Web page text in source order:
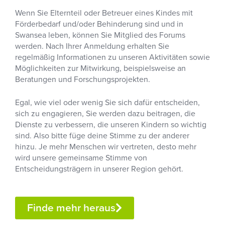
Wenn Sie Elternteil oder Betreuer eines Kindes mit
Förderbedarf und/oder Behinderung sind und in
Swansea leben, können Sie Mitglied des Forums
werden. Nach Ihrer Anmeldung erhalten Sie
regelmäßig Informationen zu unseren Aktivitäten sowie
Möglichkeiten zur Mitwirkung, beispielsweise an
Beratungen und Forschungsprojekten.
Egal, wie viel oder wenig Sie sich dafür entscheiden,
sich zu engagieren, Sie werden dazu beitragen, die
Dienste zu verbessern, die unseren Kindern so wichtig
sind. Also bitte füge deine Stimme zu der anderer
hinzu. Je mehr Menschen wir vertreten, desto mehr
wird unsere gemeinsame Stimme von
Entscheidungsträgern in unserer Region gehört.
Finde mehr heraus